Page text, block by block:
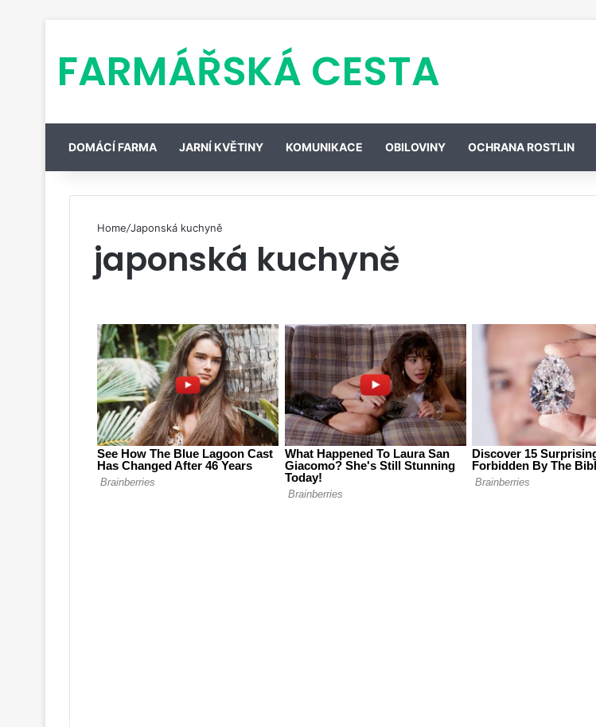
FARMÁŘSKÁ CESTA
DOMÁCÍ FARMA JARNÍ KVĚTINY KOMUNIKACE OBILOVINY OCHRANA ROSTLIN
Home/Japonská kuchyně
japonská kuchyně